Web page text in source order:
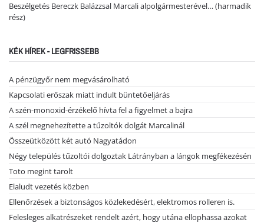
Beszélgetés Bereczk Balázzsal Marcali alpolgármesterével… (harmadik
rész)
KÉK HÍREK - LEGFRISSEBB
A pénzügyőr nem megvásárolható
Kapcsolati erőszak miatt indult büntetőeljárás
A szén-monoxid-érzékelő hívta fel a figyelmet a bajra
A szél megnehezítette a tűzoltók dolgát Marcalinál
Összeütközött két autó Nagyatádon
Négy település tűzoltói dolgoztak Látrányban a lángok megfékezésén
Toto megint tarolt
Elaludt vezetés közben
Ellenőrzések a biztonságos közlekedésért, elektromos rolleren is.
Felesleges alkatrészeket rendelt azért, hogy utána ellophassa azokat